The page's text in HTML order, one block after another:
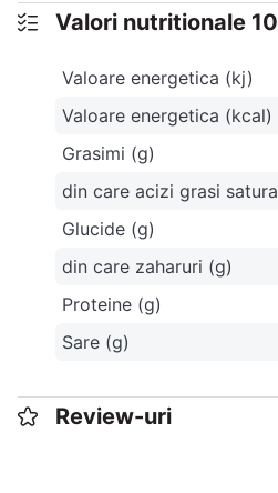
Valori nutritionale
Valoare energetica (kj)
Valoare energetica (kcal)
Grasimi (g)
din care acizi grasi
Glucide (g)
din care zaharuri (g)
Proteine (g)
Sare (g)
Review-uri